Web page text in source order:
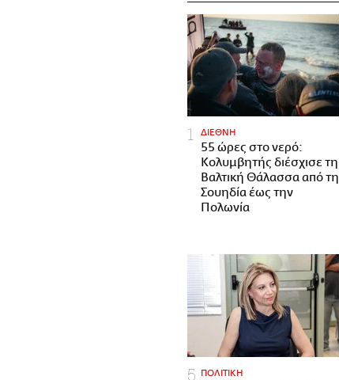
ΔΙΕΘΝΗ
55 ώρες στο νερό:
Κολυμβητής διέσχισε τη
Βαλτική Θάλασσα από τη
Σουηδία έως την
Πολωνία
ΠΟΛΙΤΙΚΗ